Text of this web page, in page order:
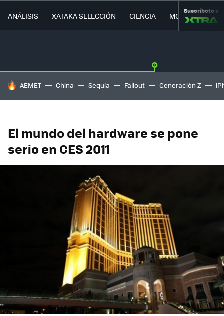
ANÁLISIS XATAKA SELECCIÓN CIENCIA MOVILIDAD
Suscríbete a
HOY SE HABLA DE
AEMET China Sequía Fallout Generación Z
El mundo del hardware se pone
serio en CES 2011